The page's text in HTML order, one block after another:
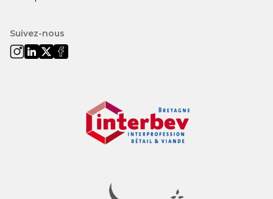
Suivez-nous